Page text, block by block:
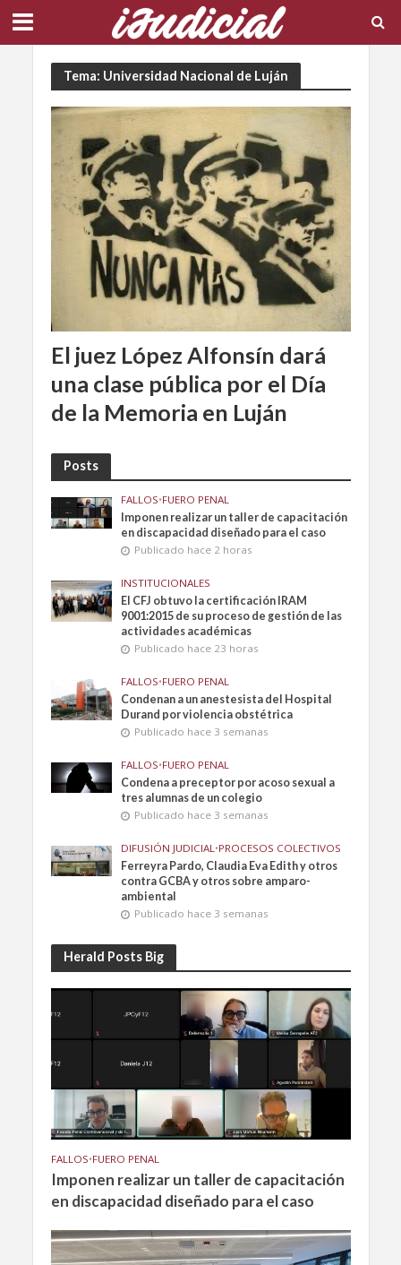
Tema: Universidad Nacional de Luján
El juez López Alfonsín dará
una clase pública por el Día
de la Memoria en Luján
Posts
FALLOS•FUERO PENAL
Imponen realizar un taller de capacitación
en discapacidad diseñado para el caso
Publicado hace 2 horas
INSTITUCIONALES
El CFJ obtuvo la certificación IRAM
9001:2015 de su proceso de gestión de las
actividades académicas
Publicado hace 23 horas
FALLOS•FUERO PENAL
Condenan a un anestesista del Hospital
Durand por violencia obstétrica
Publicado hace 3 semanas
FALLOS•FUERO PENAL
Condena a preceptor por acoso sexual a
tres alumnas de un colegio
Publicado hace 3 semanas
DIFUSIÓN JUDICIAL •PROCESOS COLECTIVOS
Ferreyra Pardo, Claudia Eva Edith y otros
contra GCBA y otros sobre amparo-
ambiental
Publicado hace 3 semanas
Herald Posts Big
FALLOS•FUERO PENAL
Imponen realizar un taller de capacitación
en discapacidad diseñado para el caso